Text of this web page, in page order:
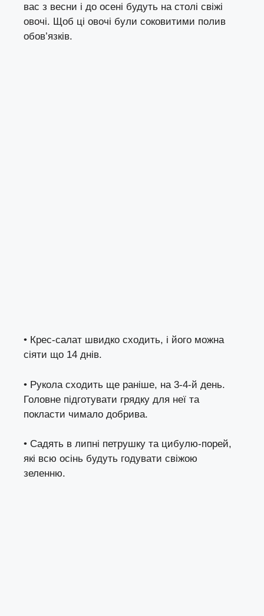
вас з весни і до осені будуть на столі свіжі
овочі. Щоб ці овочі були соковитими полив
обов’язків.
• Крес-салат швидко сходить, і його можна
сіяти що 14 днів.
• Рукола сходить ще раніше, на 3-4-й день.
Головне підготувати грядку для неї та
покласти чимало добрива.
• Садять в липні петрушку та цибулю-порей,
які всю осінь будуть годувати свіжою
зеленню.